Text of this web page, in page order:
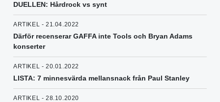
DUELLEN: Hårdrock vs synt
ARTIKEL - 21.04.2022
Därför recenserar GAFFA inte Tools och Bryan Adams
konserter
ARTIKEL - 20.01.2022
LISTA: 7 minnesvärda mellansnack från Paul Stanley
ARTIKEL - 28.10.2020